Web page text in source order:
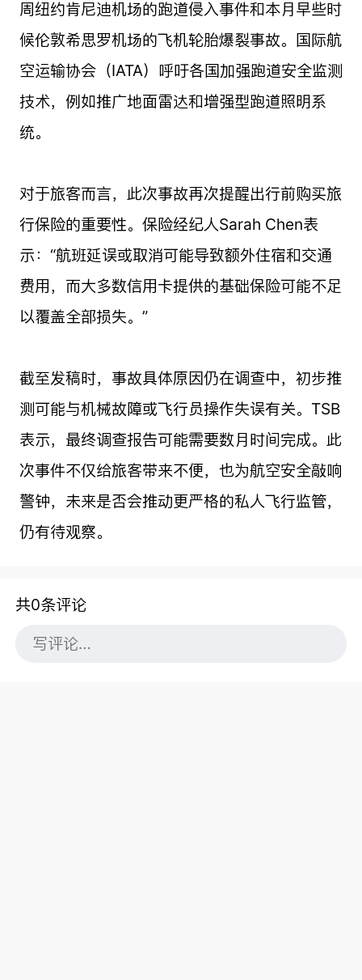
周纽约肯尼迪机场的跑道侵入事件和本月早些时
候伦敦希思罗机场的飞机轮胎爆裂事故。国际航
空运输协会（IATA）呼吁各国加强跑道安全监测
技术，例如推广地面雷达和增强型跑道照明系
统。
对于旅客而言，此次事故再次提醒出行前购买旅
行保险的重要性。保险经纪人Sarah Chen表
示：“航班延误或取消可能导致额外住宿和交通
费用，而大多数信用卡提供的基础保险可能不足
以覆盖全部损失。”
截至发稿时，事故具体原因仍在调查中，初步推
测可能与机械故障或飞行员操作失误有关。TSB
表示，最终调查报告可能需要数月时间完成。此
次事件不仅给旅客带来不便，也为航空安全敲响
警钟，未来是否会推动更严格的私人飞行监管，
仍有待观察。
共0条评论